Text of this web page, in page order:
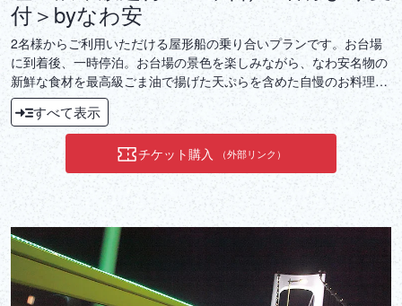
付＞byなわ安
2名様からご利用いただける屋形船の乗り合いプランです。お台場
に到着後、一時停泊。お台場の景色を楽しみながら、なわ安名物の
新鮮な食材を最高級ごま油で揚げた天ぷらを含めた自慢のお料理
と、飲み放題で楽しめるお酒をご堪能ください。記念日やお誕生日
などといった特別な日にもおすすめです。
すべて表示
チケット購入 （外部リンク）